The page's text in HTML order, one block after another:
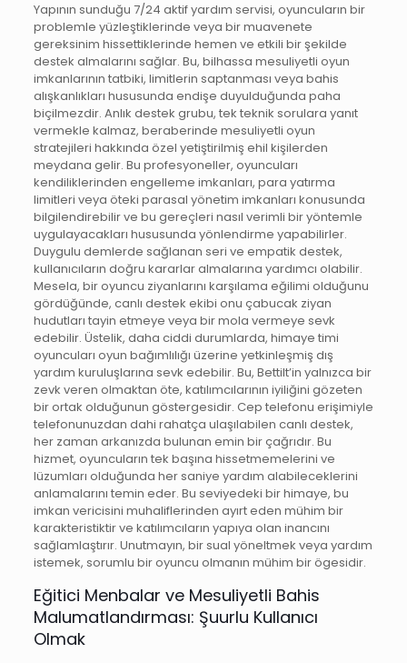
Yapının sunduğu 7/24 aktif yardım servisi, oyuncuların bir
problemle yüzleştiklerinde veya bir muavenete
gereksinim hissettiklerinde hemen ve etkili bir şekilde
destek almalarını sağlar. Bu, bilhassa mesuliyetli oyun
imkanlarının tatbiki, limitlerin saptanması veya bahis
alışkanlıkları hususunda endişe duyulduğunda paha
biçilmezdir. Anlık destek grubu, tek teknik sorulara yanıt
vermekle kalmaz, beraberinde mesuliyetli oyun
stratejileri hakkında özel yetiştirilmiş ehil kişilerden
meydana gelir. Bu profesyoneller, oyuncuları
kendiliklerinden engelleme imkanları, para yatırma
limitleri veya öteki parasal yönetim imkanları konusunda
bilgilendirebilir ve bu gereçleri nasıl verimli bir yöntemle
uygulayacakları hususunda yönlendirme yapabilirler.
Duygulu demlerde sağlanan seri ve empatik destek,
kullanıcıların doğru kararlar almalarına yardımcı olabilir.
Mesela, bir oyuncu ziyanlarını karşılama eğilimi olduğunu
gördüğünde, canlı destek ekibi onu çabucak ziyan
hudutları tayin etmeye veya bir mola vermeye sevk
edebilir. Üstelik, daha ciddi durumlarda, himaye timi
oyuncuları oyun bağımlılığı üzerine yetkinleşmiş dış
yardım kuruluşlarına sevk edebilir. Bu, Bettilt’in yalnızca bir
zevk veren olmaktan öte, katılımcılarının iyiliğini gözeten
bir ortak olduğunun göstergesidir. Cep telefonu erişimiyle
telefonunuzdan dahi rahatça ulaşılabilen canlı destek,
her zaman arkanızda bulunan emin bir çağrıdır. Bu
hizmet, oyuncuların tek başına hissetmemelerini ve
lüzumları olduğunda her saniye yardım alabileceklerini
anlamalarını temin eder. Bu seviyedeki bir himaye, bu
imkan vericisini muhaliflerinden ayırt eden mühim bir
karakteristiktir ve katılımcıların yapıya olan inancını
sağlamlaştırır. Unutmayın, bir sual yöneltmek veya yardım
istemek, sorumlu bir oyuncu olmanın mühim bir ögesidir.
Eğitici Menbalar ve Mesuliyetli Bahis
Malumatlandırması: Şuurlu Kullanıcı
Olmak